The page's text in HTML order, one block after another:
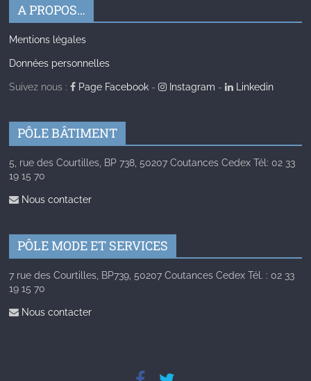
A PROPOS…
Mentions légales
Données personnelles
Suivez nous : Page Facebook - Instagram - Linkedin
PÔLE BÂTIMENT
5, rue des Courtilles, BP 738, 50207 Coutances Cedex Tél: 02 33
19 15 70
Nous contacter
PÔLE MODE ET SERVICES
7 rue des Courtilles, BP739, 50207 Coutances Cedex Tél. : 02 33
19 15 70
Nous contacter